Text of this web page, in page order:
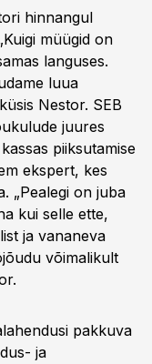
hinnangul
müügid on
languses.
luua
Nestor. SEB
juures
piiksutamise
ekspert, kes
„Pealegi on juba
kui selle ette,
ja vananeva
võimalikult
pakkuva
ja